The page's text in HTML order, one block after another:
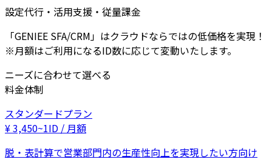
設定代行・活用支援・従量課金
「GENIEE SFA/CRM」はクラウドならではの低価格を実現！
※月額はご利用になるID数に応じて変動いたします。
ニーズに合わせて選べる
料金体制
スタンダードプラン
¥3,450~1ID / 月額
脱・表計算で営業部門内の生産性向上を実現したい方向け